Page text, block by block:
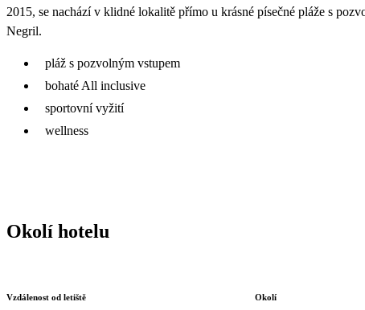
2015, se nachází v klidné lokalitě přímo u krásné písečné pláže s
Negril.
pláž s pozvolným vstupem
bohaté All inclusive
sportovní vyžití
wellness
Okolí hotelu
Vzdálenost od letiště Okolí